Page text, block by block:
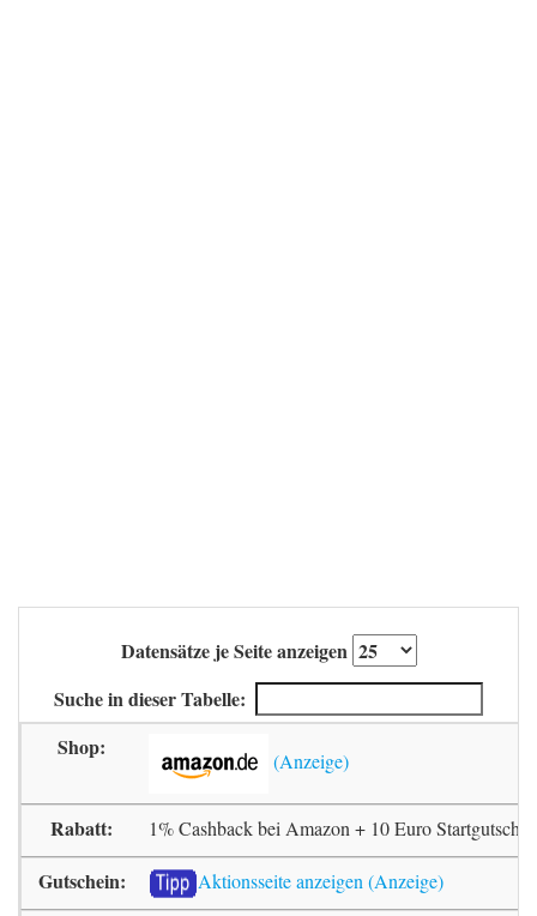
Datensätze je Seite anzeigen
Suche in dieser Tabelle:
1% Cashback bei Amazon + 10 Euro
Aktionsseite anzeigen